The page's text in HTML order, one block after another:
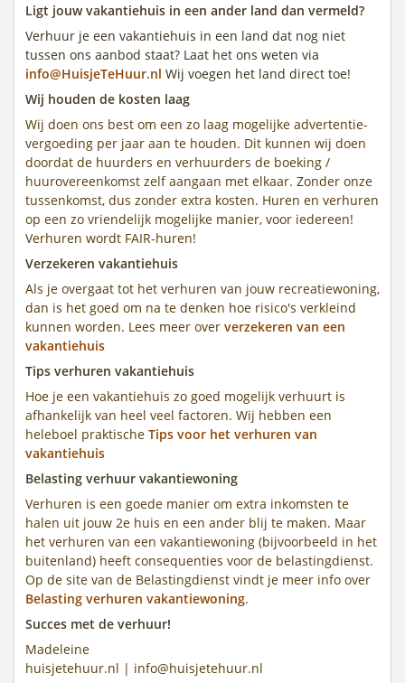
Ligt jouw vakantiehuis in een ander land dan vermeld?
Verhuur je een vakantiehuis in een land dat nog niet
tussen ons aanbod staat? Laat het ons weten via
info@HuisjeTeHuur.nl Wij voegen het land direct toe!
Wij houden de kosten laag
Wij doen ons best om een zo laag mogelijke advertentie-
vergoeding per jaar aan te houden. Dit kunnen wij doen
doordat de huurders en verhuurders de boeking /
huurovereenkomst zelf aangaan met elkaar. Zonder onze
tussenkomst, dus zonder extra kosten. Huren en verhuren
op een zo vriendelijk mogelijke manier, voor iedereen!
Verhuren wordt FAIR-huren!
Verzekeren vakantiehuis
Als je overgaat tot het verhuren van jouw recreatiewoning,
dan is het goed om na te denken hoe risico's verkleind
kunnen worden. Lees meer over verzekeren van een
vakantiehuis
Tips verhuren vakantiehuis
Hoe je een vakantiehuis zo goed mogelijk verhuurt is
afhankelijk van heel veel factoren. Wij hebben een
heleboel praktische Tips voor het verhuren van
vakantiehuis
Belasting verhuur vakantiewoning
Verhuren is een goede manier om extra inkomsten te
halen uit jouw 2e huis en een ander blij te maken. Maar
het verhuren van een vakantiewoning (bijvoorbeeld in het
buitenland) heeft consequenties voor de belastingdienst.
Op de site van de Belastingdienst vindt je meer info over
Belasting verhuren vakantiewoning.
Succes met de verhuur!
Madeleine
huisjetehuur.nl | info@huisjetehuur.nl